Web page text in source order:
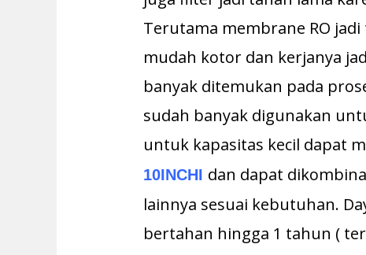
Terutama membrane RO
mudah kotor dan kerjanya
banyak ditemukan pada
sudah banyak digunakan
untuk kapasitas kecil dapat
10INCHI dan dapat
lainnya sesuai kebutuhan.
bertahan hingga 1 tahun (